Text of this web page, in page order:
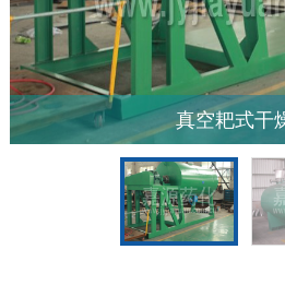
真空耙式干